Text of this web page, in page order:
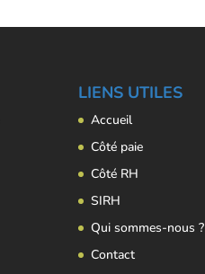
LIENS UTILES
Accueil
Côté paie
Côté RH
SIRH
Qui sommes-nous ?
Contact